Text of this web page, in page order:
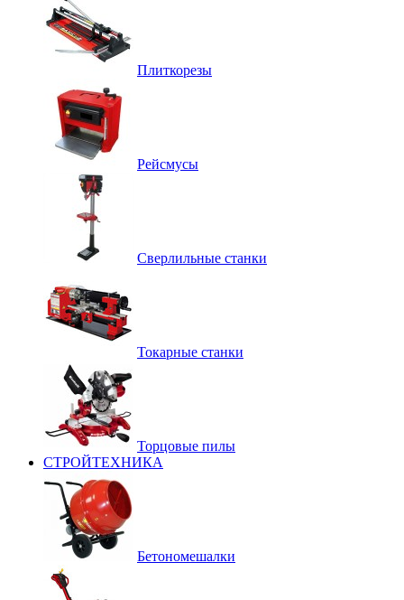
Плиткорезы
Рейсмусы
Сверлильные станки
Токарные станки
Торцовые пилы
СТРОЙТЕХНИКА
Бетономешалки